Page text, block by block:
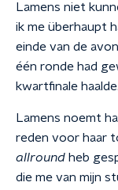
Lamens niet
ik me überhaupt
einde van de
één ronde had
kwartfinale
Lamens noemt
reden voor haar
allround heb
die me van mijn